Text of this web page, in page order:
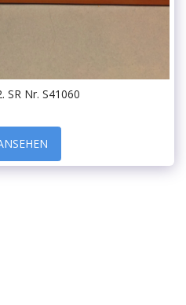
SR Nr. S41060